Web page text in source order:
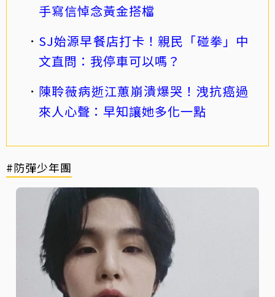
手寫信悼念黃金搭檔
SJ始源早餐店打卡！親民「碰拳」中
文直問：我停車可以嗎？
陳聆薇病逝江蕙崩潰爆哭！洩抗癌過
來人心聲：早知讓她多化一點
#防彈少年團